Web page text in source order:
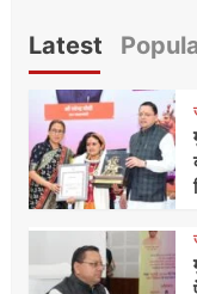
Latest